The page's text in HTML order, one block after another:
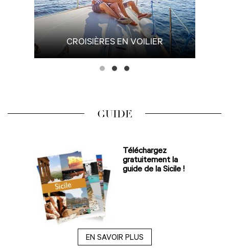
CROISIÈRES EN VOILIER
GUIDE
Téléchargez
gratuitement la
guide de la Sicile !
EN SAVOIR PLUS